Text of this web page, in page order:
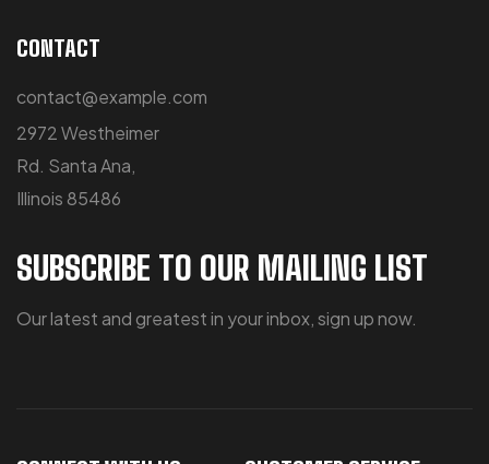
CONTACT
contact@example.com
2972 Westheimer
Rd. Santa Ana,
Illinois 85486
SUBSCRIBE TO OUR MAILING LIST
Our latest and greatest in your inbox, sign up now.